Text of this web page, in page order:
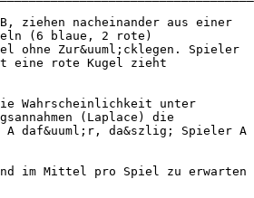
ziehen nacheinander aus einer
(6 blaue, 2 rote)
ohne Zur&uuml;cklegen. Spieler
eine rote Kugel zieht
Wahrscheinlichkeit unter
(Laplace) die
A daf&uuml;r, da&szlig; Spieler A
im Mittel pro Spiel zu erwarten